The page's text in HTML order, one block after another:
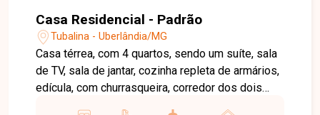
Casa Residencial - Padrão
Tubalina - Uberlândia/MG
Casa térrea, com 4 quartos, sendo um suíte, sala
de TV, sala de jantar, cozinha repleta de armários,
edícula, com churrasqueira, corredor dos dois